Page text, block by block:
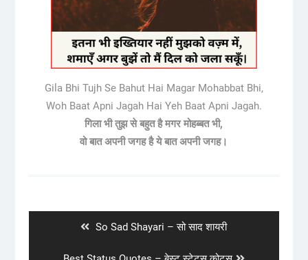
Gila Bhi Tujh Se Bahut Hai Magar Mohabbat Bhi,
Woh Baat Apni Jagah Hai Yeh Baat Apni Jagah.
गिला भी तुझ से बहुत है मगर मोहब्बत भी,
वो बात अपनी जगह है ये बात अपनी जगह।
Previous
So Sad Shayari – सो साद शायरी